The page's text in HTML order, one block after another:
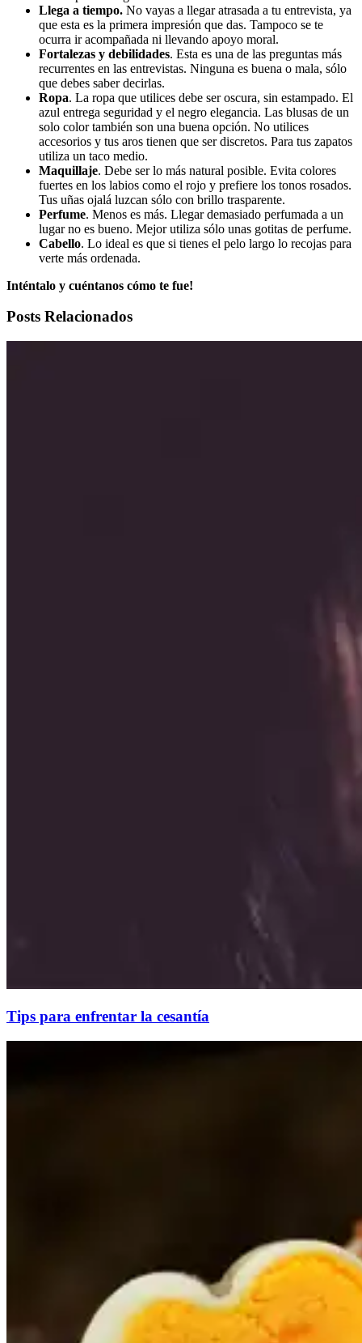
Llega a tiempo. No vayas a llegar atrasada a tu entrevista, ya
que esta es la primera impresión que das. Tampoco se te
ocurra ir acompañada ni llevando apoyo moral.
Fortalezas y debilidades. Esta es una de las preguntas más
recurrentes en las entrevistas. Ninguna es buena o mala, sólo
que debes saber decirlas.
Ropa. La ropa que utilices debe ser oscura, sin estampado. El
azul entrega seguridad y el negro elegancia. Las blusas de un
solo color también son una buena opción. No utilices
accesorios y tus aros tienen que ser discretos. Para tus zapatos
utiliza un taco medio.
Maquillaje. Debe ser lo más natural posible. Evita colores
fuertes en los labios como el rojo y prefiere los tonos rosados.
Tus uñas ojalá luzcan sólo con brillo trasparente.
Perfume. Menos es más. Llegar demasiado perfumada a un
lugar no es bueno. Mejor utiliza sólo unas gotitas de perfume.
Cabello. Lo ideal es que si tienes el pelo largo lo recojas para
verte más ordenada.
Inténtalo y cuéntanos cómo te fue!
Posts Relacionados
Tips para enfrentar la cesantía